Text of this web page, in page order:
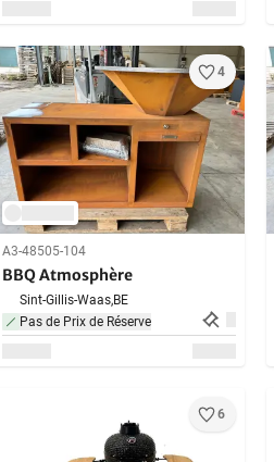
4
A3-48505-104
BBQ Atmosphère
Sint-Gillis-Waas,BE
Pas de Prix de Réserve
6